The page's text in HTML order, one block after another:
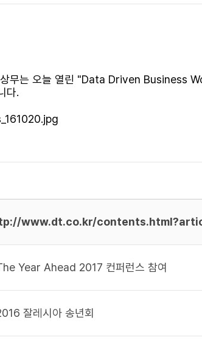
상무는 오늘 열린 "Data Driven Business
다.
www.dt.co.kr/
Year Ahead 2017 컨퍼런스 참여
잘레시아 송년회